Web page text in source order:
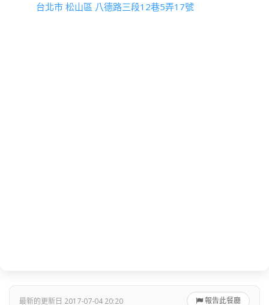
台北市 松山區 八德路三段12巷5弄17號
最新的更新日 2017-07-04 20:20 報告此餐廳